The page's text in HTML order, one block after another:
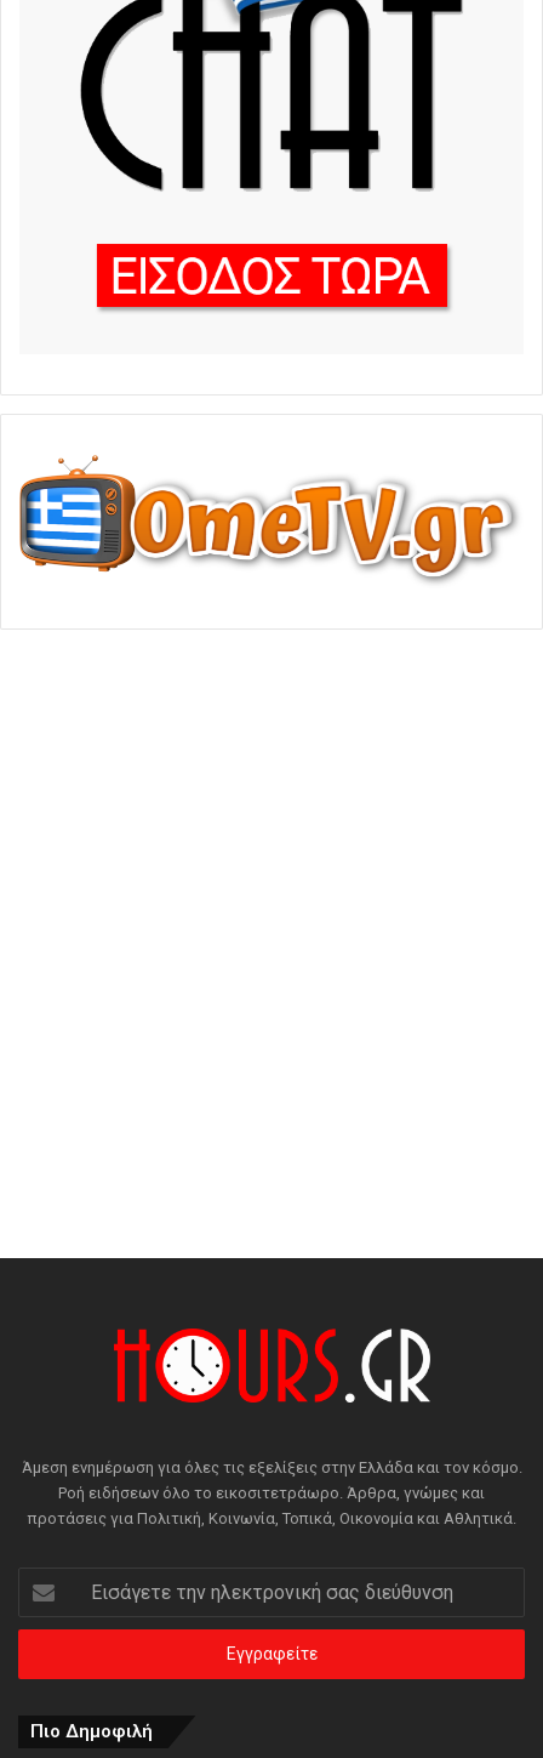
Άμεση ενημέρωση για όλες τις εξελίξεις στην Ελλάδα και τον κόσμο.
Ροή ειδήσεων όλο το εικοσιτετράωρο. Άρθρα, γνώμες και
προτάσεις για Πολιτική, Κοινωνία, Τοπικά, Οικονομία και Αθλητικά.
Εισάγετε
την
ηλεκτρονική
διεύθυνση
Πιο Δημοφιλή